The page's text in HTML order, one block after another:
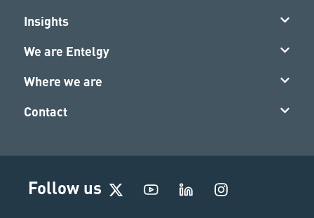
Insights
We are Entelgy
Where we are
Contact
Follow us
I
n